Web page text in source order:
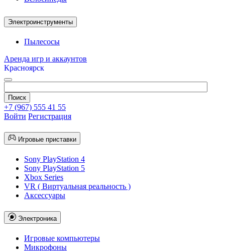
Электроинструменты
Пылесосы
Аренда игр и аккаунтов
Красноярск
+7 (967) 555 41 55
Войти Регистрация
Игровые приставки
Sony PlayStation 4
Sony PlayStation 5
Xbox Series
VR ( Виртуальная реальность )
Аксессуары
Электроника
Игровые компьютеры
Микрофоны